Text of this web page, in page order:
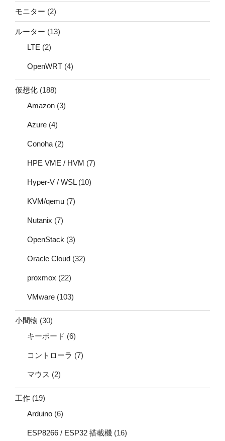
モニター (2)
ルーター (13)
LTE (2)
OpenWRT (4)
仮想化 (188)
Amazon (3)
Azure (4)
Conoha (2)
HPE VME / HVM (7)
Hyper-V / WSL(10)
KVM/qemu (7)
Nutanix (7)
OpenStack (3)
Oracle Cloud (32)
proxmox (22)
VMware (103)
小間物 (30)
キーボード (6)
コントローラ (7)
マウス (2)
工作 (19)
Arduino (6)
ESP8266 / ESP32 搭載機 (16)